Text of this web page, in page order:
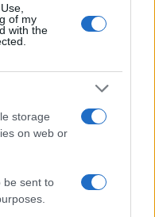
of my
with the
storage
on web or
be sent to
Κινδύνου
της Μέκκας: Θα
για τη Σαουδική